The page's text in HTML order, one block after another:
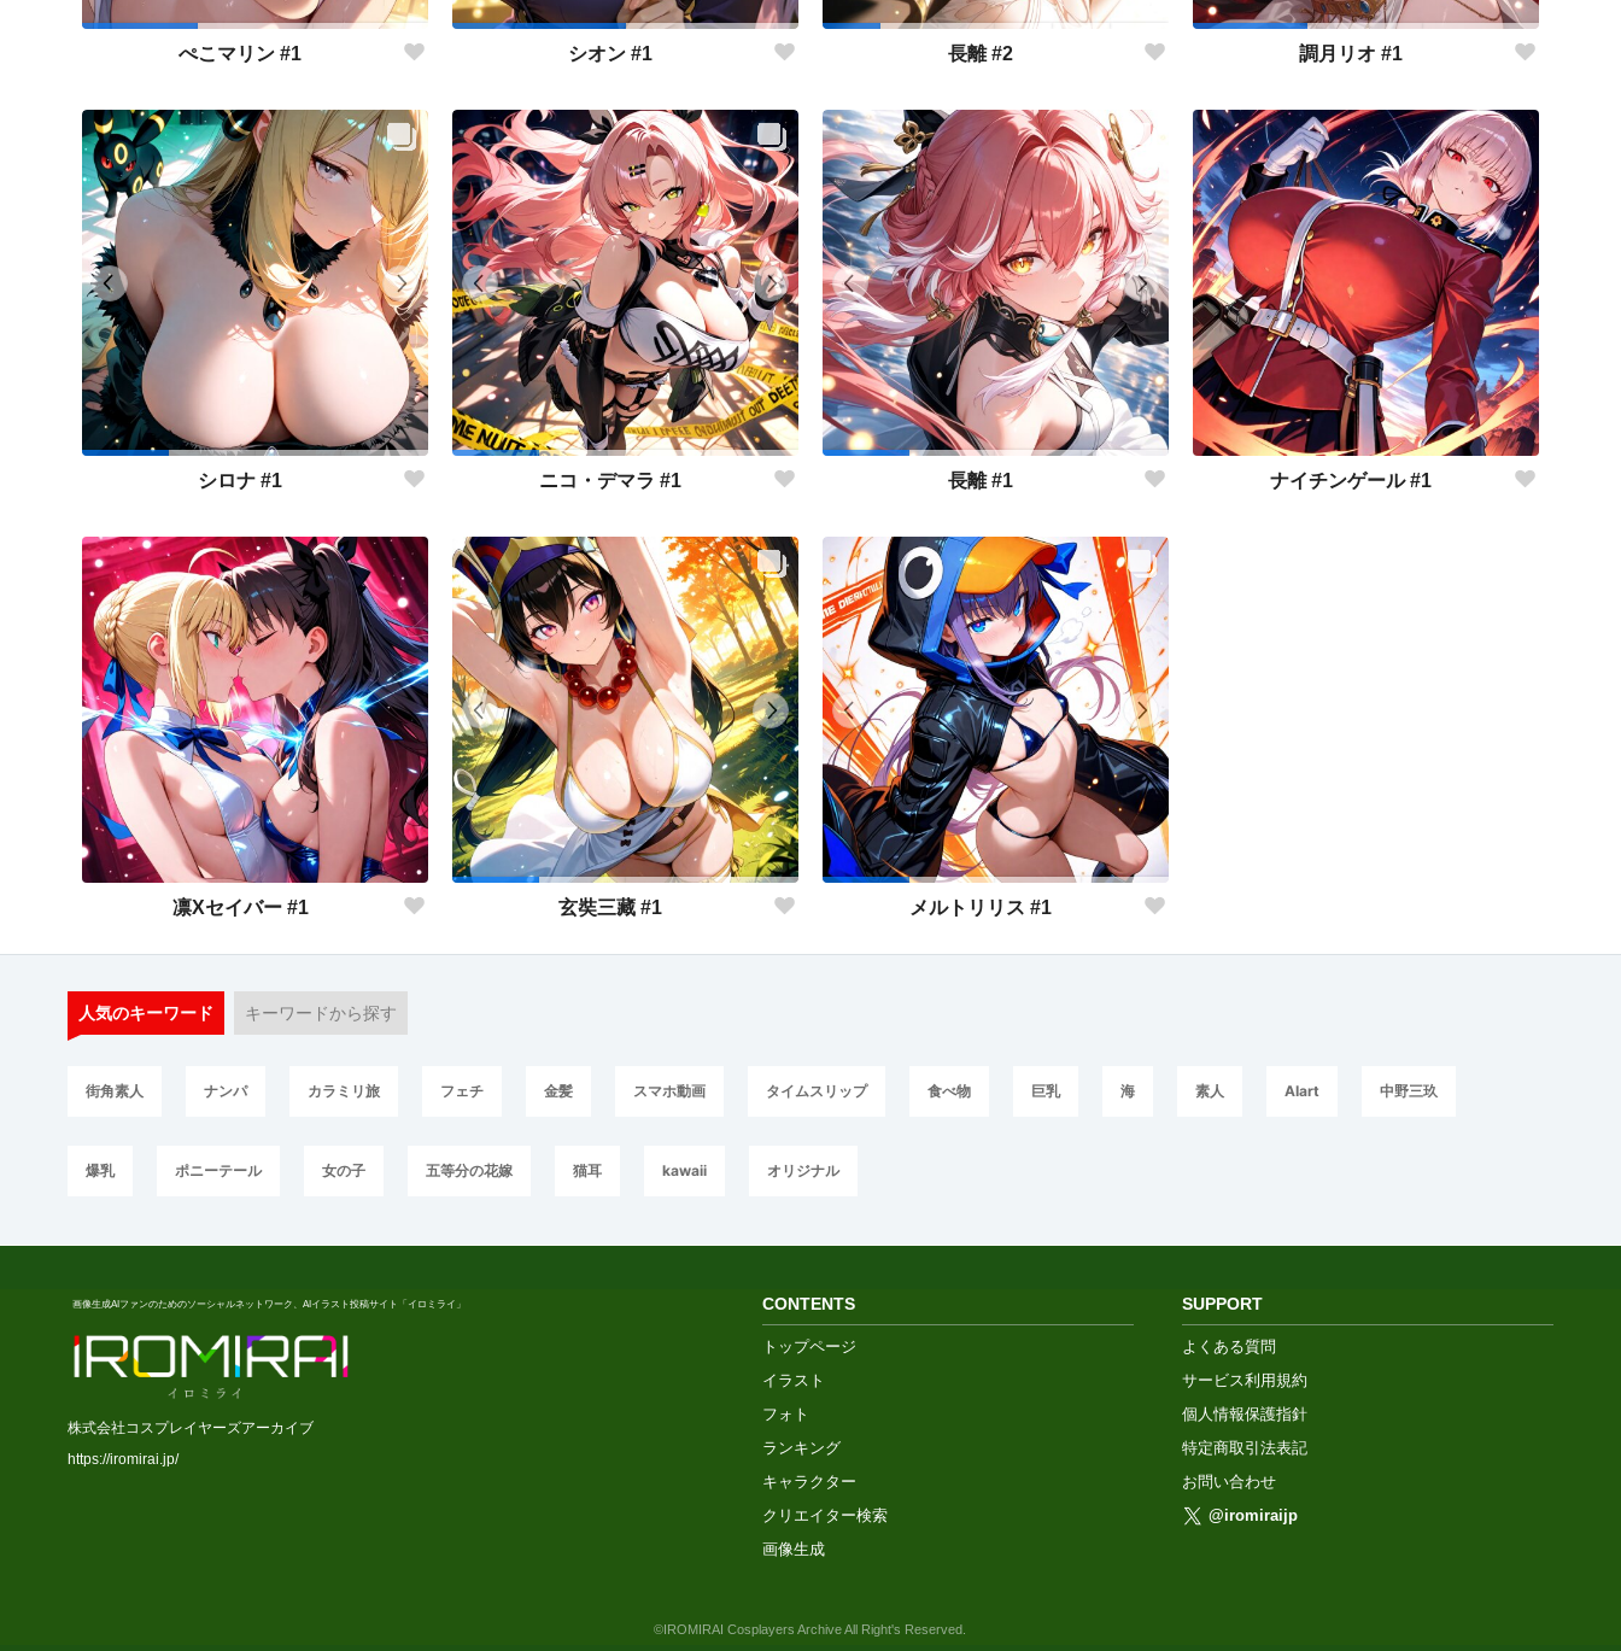
ぺこマリン #1 シオン #1 長離 #2 調月リオ #1
シロナ #1 ニコ・デマラ #1 長離 #1 ナイチンゲール #1
凛Xセイバー #1 玄奘三藏 #1 メルトリリス #1
人気のキーワード キーワードから探す
街角素人 ナンパ カラミリ旅 フェチ 金髪 スマホ動画 タイムスリップ 食べ物 巨乳 海 素人 AIart 中野三玖
爆乳 ポニーテール 女の子 五等分の花嫁 猫耳 kawaii オリジナル
画像生成AIファンのためのソーシャルネットワーク、AIイラスト投稿サイト「イロミライ」
株式会社コスプレイヤーズアーカイブ
https://iromirai.jp/
SUPPORT
よくある質問
サービス利用規約
個人情報保護指針
特定商取引法表記
お問い合わせ
@iromiraijp
CONTENTS
トップページ
イラスト
フォト
ランキング
キャラクター
クリエイター検索
画像生成
©IROMIRAI Cosplayers Archive All Right's Reserved.